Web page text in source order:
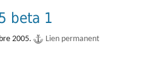
beta 1
2005.
Lien permanent